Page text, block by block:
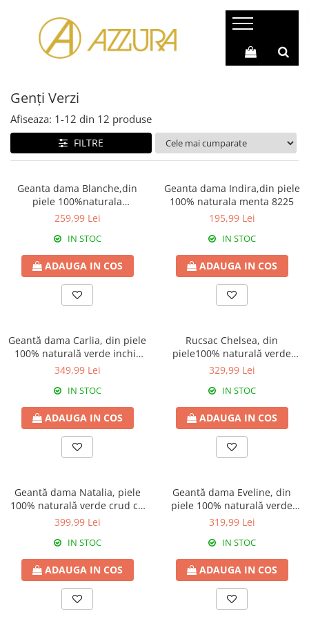
Genți & Poșete Piele Naturală
Genți Casual
Genți Office
Genți Shopping
Genți Moderne
Genți de Umăr
Genți de Mână
Genți Plic
Genți Poștaș
Genți Mici
Genți Ocazie (Clutch)
Culori Genți
Genti bleo
Genți Albastre
Genți Albe
Genți Bej
Genți Bleumarin
Genți Bordo
Genți Caramel
Genți Coniac
Genți Corai
Genți Crem
Genți Galbene
Genți Gri
Rucsacuri Piele Naturală
Rucsacuri Casual
Rucsacuri Barbati
Rucsacuri Sport
Rucsacuri Piele Naturală
Genți Verzi
Afiseaza: 1-12 din 12 produse
FILTRE
Geanta dama Blanche,din
piele 100%naturala
Italia,8246,negru
259,99 Lei
IN STOC
ADAUGA IN COS
Geanta dama Indira,din piele
100% naturala menta 8225
195,99 Lei
IN STOC
ADAUGA IN COS
Geantă dama Carlia, din piele
100% naturală verde inchis
8009
349,99 Lei
IN STOC
ADAUGA IN COS
Rucsac Chelsea, din
piele100% naturală verde
menta, 8087
329,99 Lei
IN STOC
ADAUGA IN COS
Geantă dama Natalia, piele
100% naturală verde crud cu
aspect matlasat, lant
399,99 Lei
IN STOC
ADAUGA IN COS
Geantă dama Eveline, din
piele 100% naturală verde
inchis 8013
319,99 Lei
IN STOC
ADAUGA IN COS